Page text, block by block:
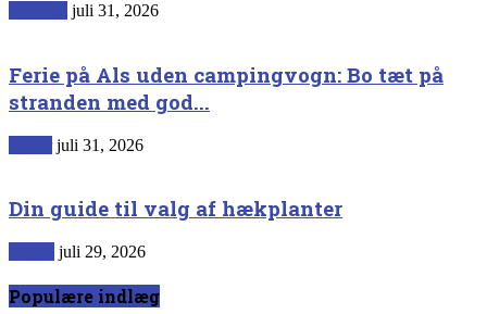
juli 31, 2026
Ferie på Als uden campingvogn: Bo tæt på
stranden med god...
juli 31, 2026
Din guide til valg af hækplanter
juli 29, 2026
Populære indlæg